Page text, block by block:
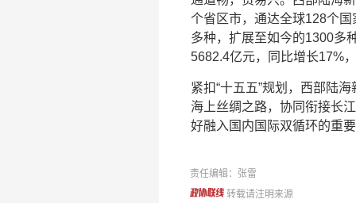
个省区市，通达全球128个
多种，扩展至如今的1300多
5682.4亿元，同比增长17%
紧扣“十五五”规划，西部陆
海上丝绸之路，协同衔接长
好融入国内国际双循环的重
责任编辑：张雷
转载请注明来源